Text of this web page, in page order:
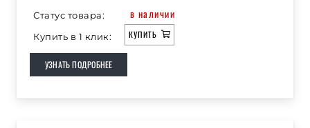
Статус товара:
в наличии
Купить в 1 клик: КУПИТЬ
УЗНАТЬ ПОДРОБНЕЕ